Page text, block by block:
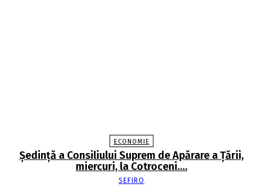
ECONOMIE
Şedinţă a Consiliului Suprem de Apărare a Ţării,
miercuri, la Cotroceni….
SEFIRO